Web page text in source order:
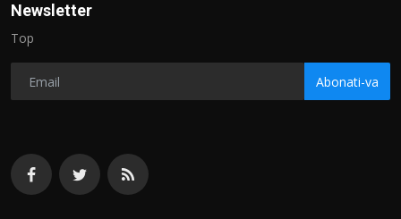
Newsletter
Top
Abonati-va